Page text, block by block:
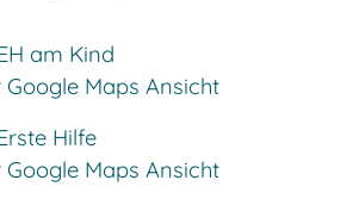
am Kind
Google Maps Ansicht
Hilfe
Google Maps Ansicht